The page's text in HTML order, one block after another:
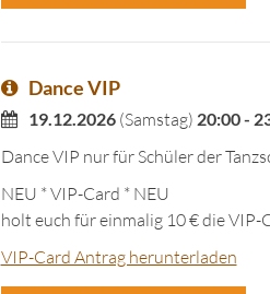
Dance VIP
19.12.2026 (Samstag) 20:00 -
Dance VIP nur für Schüler der
NEU * VIP-Card * NEU
holt euch für einmalig 10 € die
VIP-Card Antrag herunterladen